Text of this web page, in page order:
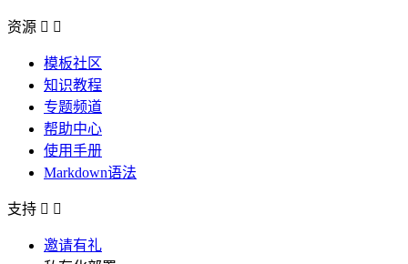
资源  
模板社区
知识教程
专题频道
帮助中心
使用手册
Markdown语法
支持  
邀请有礼